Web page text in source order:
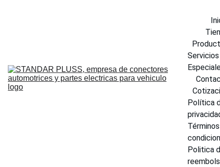
Servicios
Política
Politica